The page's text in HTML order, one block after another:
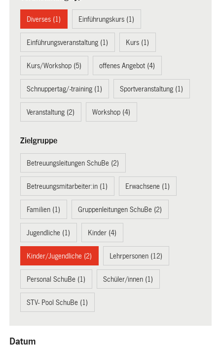
Diverses (1) Einführungskurs (1)
Einführungsveranstaltung (1) Kurs (1)
Kurs/Workshop (5) offenes Angebot (4)
Schnuppertag/-training (1) Sportveranstaltung (1)
Veranstaltung (2) Workshop (4)
Zielgruppe
Betreuungsleitungen SchuBe (2)
Betreuungsmitarbeiter:in (1) Erwachsene (1)
Familien (1) Gruppenleitungen SchuBe (2)
Jugendliche (1) Kinder (4)
Kinder/Jugendliche (2) Lehrpersonen (12)
Personal SchuBe (1) Schüler/innen (1)
STV- Pool SchuBe (1)
Datum